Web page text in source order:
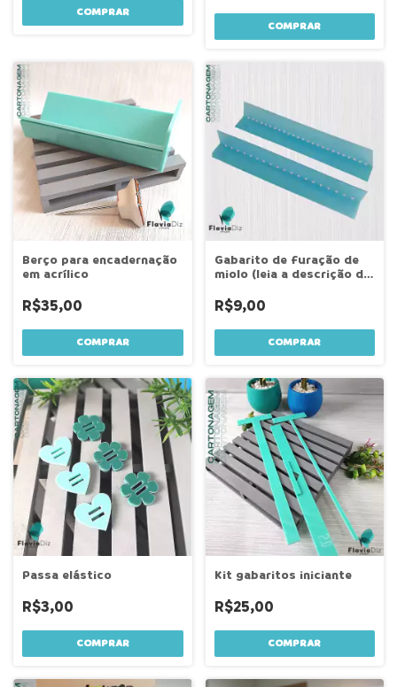
COMPRAR
COMPRAR
Berço para encadernação
em acrílico
R$35,00
COMPRAR
Gabarito de furação de
miolo (leia a descrição do
R$9,00
Passa elástico
R$3,00
COMPRAR
Kit gabaritos iniciante
R$25,00
COMPRAR